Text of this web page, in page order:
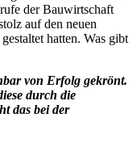
der Bauwirtschaft
auf den neuen
hatten. Was gibt
von Erfolg gekrönt.
durch die
das bei der